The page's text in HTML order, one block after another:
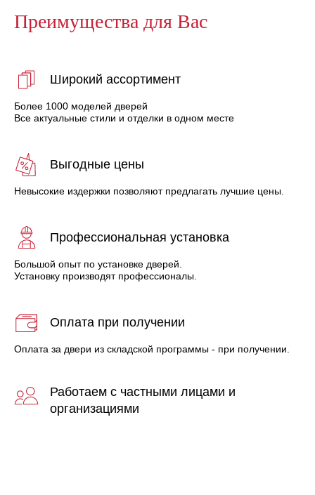
Преимущества для Вас
Широкий ассортимент
Более 1000 моделей дверей
Все актуальные стили и отделки в одном месте
Выгодные цены
Невысокие издержки позволяют предлагать лучшие цены.
Профессиональная установка
Большой опыт по установке дверей.
Установку производят профессионалы.
Оплата при получении
Оплата за двери из складской программы - при получении.
Работаем с частными лицами и
организациями